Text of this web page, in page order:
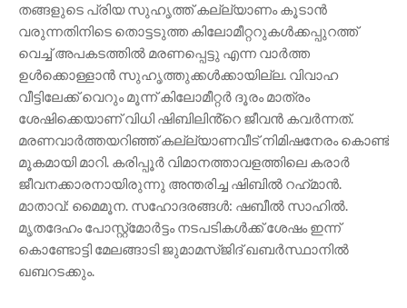
തങ്ങളുടെ പ്രിയ സുഹൃത്ത് കല്ല്യാണം കൂടാൻ
വരുന്നതിനിടെ തൊട്ടടുത്ത കിലോമീറ്ററുകൾക്കപ്പുറത്ത്
വെച്ച് അപകടത്തിൽ മരണപ്പെട്ടു എന്ന വാർത്ത
ഉൾക്കൊള്ളാൻ സുഹൃത്തുക്കൾക്കായില്ല. വിവാഹ
വീട്ടിലേക്ക് വെറും മൂന്ന് കിലോമീറ്റർ ദൂരം മാത്രം
ശേഷിക്കെയാണ് വിധി ഷിബിലിൻ്റെ ജീവൻ കവർന്നത്.
മരണവാർത്തയറിഞ്ഞ് കല്ല്യാണവീട് നിമിഷനേരം കൊണ്ട്
മൂകമായി മാറി. കരിപ്പൂർ വിമാനത്താവളത്തിലെ കരാർ
ജീവനക്കാരനായിരുന്നു അന്തരിച്ച ഷിബിൽ റഹ്‌മാൻ.
മാതാവ്: മൈമൂന. സഹോദരങ്ങൾ: ഷബീൽ സാഹിൽ.
മൃതദേഹം പോസ്റ്റ്മോർട്ടം നടപടികൾക്ക് ശേഷം ഇന്ന്
കൊണ്ടോട്ടി മേലങ്ങാടി ജുമാമസ്‌ജിദ് ഖബർസ്ഥാനിൽ
ഖബറടക്കും.